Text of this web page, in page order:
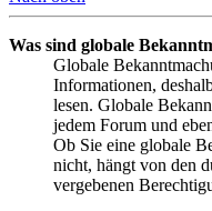
Was sind globale
Globale
Informationen,
lesen. Globale
jedem Forum und
Ob Sie eine globale
nicht, hängt von den
vergebenen